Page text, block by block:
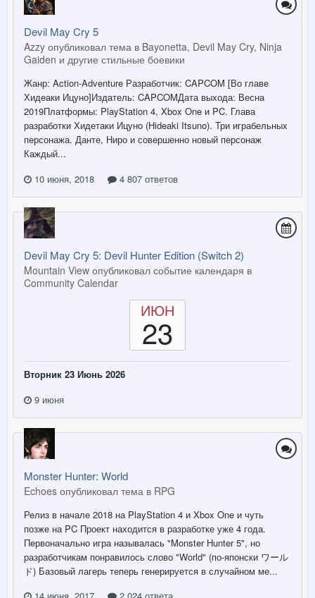
Devil May Cry 5
Azzy опубликовал тема в Bayonetta, Devil May Cry, Ninja
Gaiden и другие стильные боевики
Жанр: Action-Adventure Разработчик: CAPCOM [Во главе
Хидеаки Ицуно]Издатель: CAPCOMДата выхода: Весна
2019Платформы: PlayStation 4, Xbox One и PC. Глава
разработки Хидетаки Ицуно (Hideaki Itsuno). Три играбельных
персонажа. Данте, Ниро и совершенно новый персонаж
Каждый...
10 июня, 2018
4 807 ответов
Devil May Cry 5: Devil Hunter Edition (Switch 2)
Mountain View опубликовал событие календаря в
Community Calendar
ИЮН
23
Вторник 23 Июнь 2026
9 июня
Monster Hunter: World
Echoes опубликовал тема в RPG
Релиз в начале 2018 на PlayStation 4 и Xbox One и чуть
позже на PC Проект находится в разработке уже 4 года.
Первоначально игра называлась "Monster Hunter 5", но
разработчикам понравилось слово "World" (по-японски ワール
ド) Базовый лагерь теперь генерируется в случайном ме...